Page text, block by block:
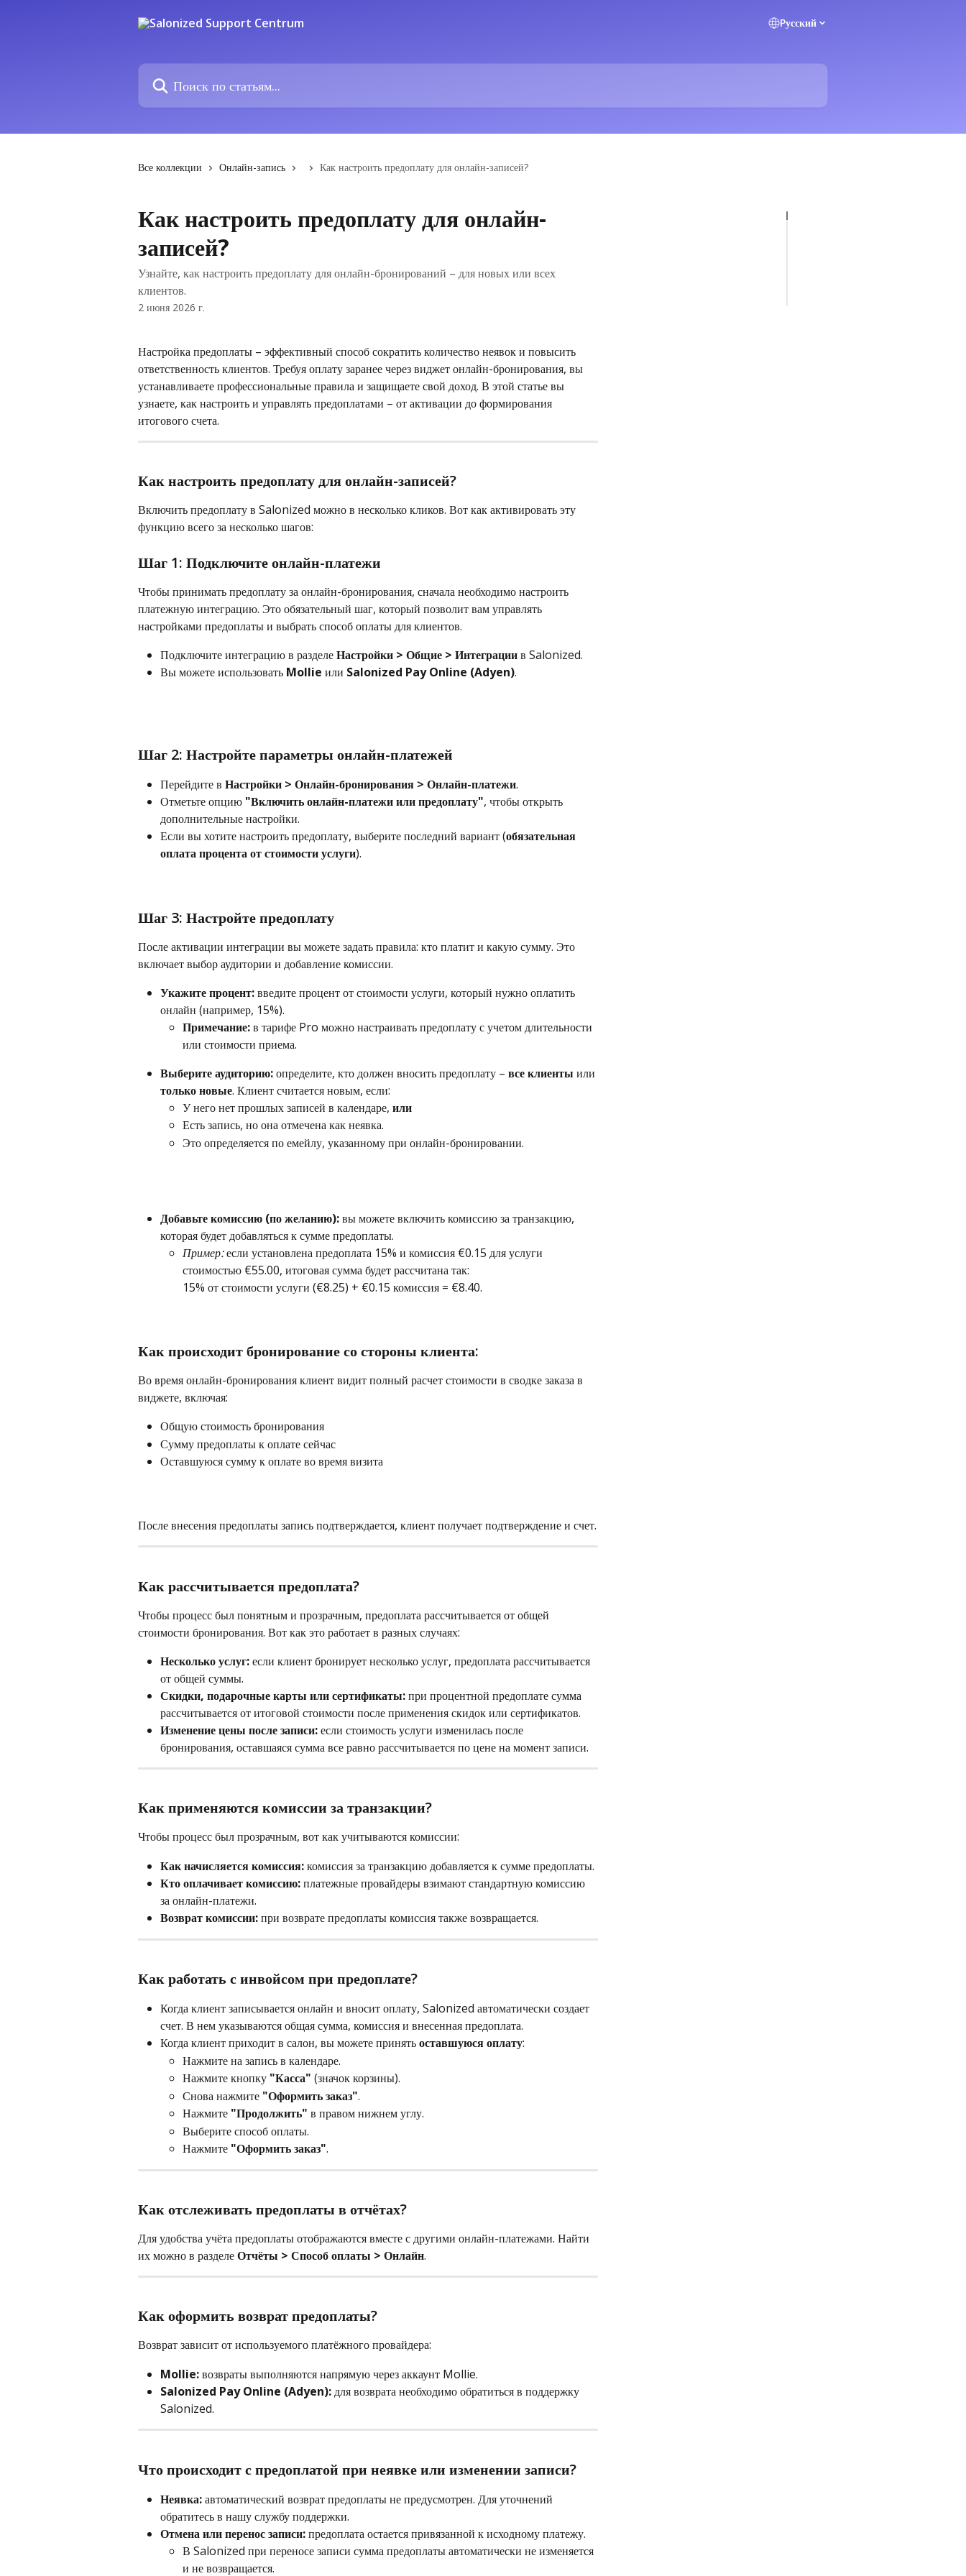
Pусский
Поиск по статьям...
Все коллекции Онлайн-запись Как настроить предоплату для онлайн-записей?
Как настроить предоплату для онлайн-
записей?
Узнайте, как настроить предоплату для онлайн-бронирований – для новых или всех
клиентов.
2 июня 2026 г.
Настройка предоплаты – эффективный способ сократить количество неявок и повысить
ответственность клиентов. Требуя оплату заранее через виджет онлайн-бронирования, вы
устанавливаете профессиональные правила и защищаете свой доход. В этой статье вы
узнаете, как настроить и управлять предоплатами – от активации до формирования
итогового счета.
Как настроить предоплату для онлайн-записей?
Включить предоплату в Salonized можно в несколько кликов. Вот как активировать эту
функцию всего за несколько шагов:
Шаг 1: Подключите онлайн-платежи
Чтобы принимать предоплату за онлайн-бронирования, сначала необходимо настроить
платежную интеграцию. Это обязательный шаг, который позволит вам управлять
настройками предоплаты и выбрать способ оплаты для клиентов.
Подключите интеграцию в разделе Настройки > Общие > Интеграции в Salonized.
Вы можете использовать Mollie или Salonized Pay Online (Adyen).
Шаг 2: Настройте параметры онлайн-платежей
Перейдите в Настройки > Онлайн-бронирования > Онлайн-платежи.
Отметьте опцию "Включить онлайн-платежи или предоплату", чтобы открыть
дополнительные настройки.
Если вы хотите настроить предоплату, выберите последний вариант (обязательная
оплата процента от стоимости услуги).
Шаг 3: Настройте предоплату
После активации интеграции вы можете задать правила: кто платит и какую сумму. Это
включает выбор аудитории и добавление комиссии.
Укажите процент: введите процент от стоимости услуги, который нужно оплатить
онлайн (например, 15%).
Примечание: в тарифе Pro можно настраивать предоплату с учетом длительности
или стоимости приема.
Выберите аудиторию: определите, кто должен вносить предоплату – все клиенты или
только новые. Клиент считается новым, если:
У него нет прошлых записей в календаре, или
Есть запись, но она отмечена как неявка.
Это определяется по емейлу, указанному при онлайн-бронировании.
Добавьте комиссию (по желанию): вы можете включить комиссию за транзакцию,
которая будет добавляться к сумме предоплаты.
Пример: если установлена предоплата 15% и комиссия €0.15 для услуги
стоимостью €55.00, итоговая сумма будет рассчитана так:
15% от стоимости услуги (€8.25) + €0.15 комиссия = €8.40.
Как происходит бронирование со стороны клиента:
Во время онлайн-бронирования клиент видит полный расчет стоимости в сводке заказа в
виджете, включая:
Общую стоимость бронирования
Сумму предоплаты к оплате сейчас
Оставшуюся сумму к оплате во время визита
После внесения предоплаты запись подтверждается, клиент получает подтверждение и счет.
Как рассчитывается предоплата?
Чтобы процесс был понятным и прозрачным, предоплата рассчитывается от общей
стоимости бронирования. Вот как это работает в разных случаях:
Несколько услуг: если клиент бронирует несколько услуг, предоплата рассчитывается
от общей суммы.
Скидки, подарочные карты или сертификаты: при процентной предоплате сумма
рассчитывается от итоговой стоимости после применения скидок или сертификатов.
Изменение цены после записи: если стоимость услуги изменилась после
бронирования, оставшаяся сумма все равно рассчитывается по цене на момент записи.
Как применяются комиссии за транзакции?
Чтобы процесс был прозрачным, вот как учитываются комиссии:
Как начисляется комиссия: комиссия за транзакцию добавляется к сумме предоплаты.
Кто оплачивает комиссию: платежные провайдеры взимают стандартную комиссию
за онлайн-платежи.
Возврат комиссии: при возврате предоплаты комиссия также возвращается.
Как работать с инвойсом при предоплате?
Когда клиент записывается онлайн и вносит оплату, Salonized автоматически создает
счет. В нем указываются общая сумма, комиссия и внесенная предоплата.
Когда клиент приходит в салон, вы можете принять оставшуюся оплату:
Нажмите на запись в календаре.
Нажмите кнопку "Касса" (значок корзины).
Снова нажмите "Оформить заказ".
Нажмите "Продолжить" в правом нижнем углу.
Выберите способ оплаты.
Нажмите "Оформить заказ".
Как отслеживать предоплаты в отчётах?
Для удобства учёта предоплаты отображаются вместе с другими онлайн-платежами. Найти
их можно в разделе Отчёты > Способ оплаты > Онлайн.
Как оформить возврат предоплаты?
Возврат зависит от используемого платёжного провайдера:
Mollie: возвраты выполняются напрямую через аккаунт Mollie.
Salonized Pay Online (Adyen): для возврата необходимо обратиться в поддержку
Salonized.
Что происходит с предоплатой при неявке или изменении записи?
Неявка: автоматический возврат предоплаты не предусмотрен. Для уточнений
обратитесь в нашу службу поддержки.
Отмена или перенос записи: предоплата остается привязанной к исходному платежу.
В Salonized при переносе записи сумма предоплаты автоматически не изменяется
и не возвращается.